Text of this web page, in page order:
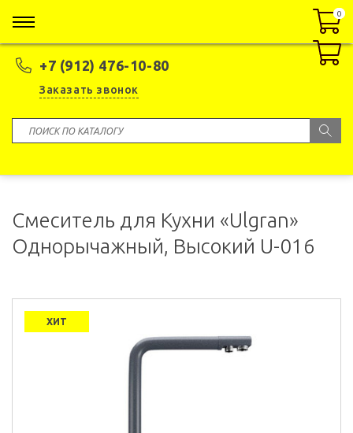
+7 (912) 476-10-80
Заказать звонок
0
0
Смеситель для Кухни «Ulgran»
Однорычажный, Высокий U-016
ХИТ